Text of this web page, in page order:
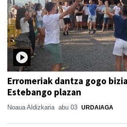
Erromeriak dantza gogo
Estebango plazan
Noaua Aldizkaria abu 03 URDAIAGA